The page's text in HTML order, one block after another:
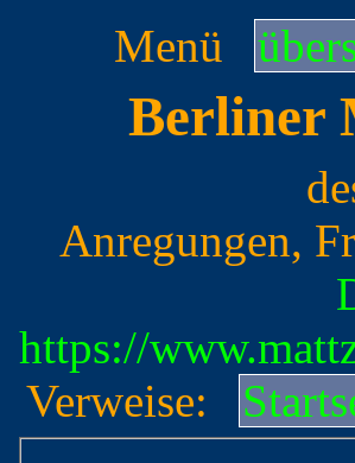
Menü
Berliner
Anregungen,
https://
Verweise: